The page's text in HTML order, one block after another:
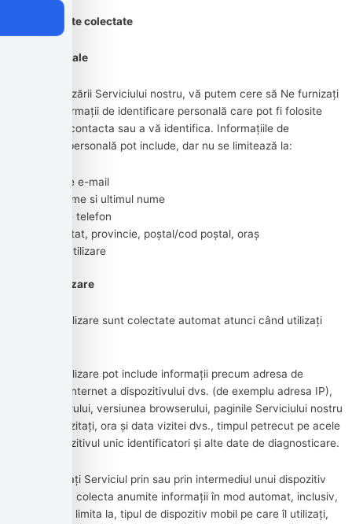
Tipuri de date colectate
Date personale
În timpul utilizării Serviciului nostru, vă putem cere să Ne furnizați
anumite informații de identificare personală care pot fi folosite
pentru a vă contacta sau a vă identifica. Informațiile de
identificare personală pot include, dar nu se limitează la:
Adresa de e-mail
Primul nume si ultimul nume
Numar de telefon
Adresă, stat, provincie, poștal/cod poștal, oraș
Date de utilizare
Date de utilizare
Datele de utilizare sunt colectate automat atunci când utilizați
Datele de utilizare pot include informații precum adresa de
protocol de internet a dispozitivului dvs. (de exemplu adresa IP),
tipul browserului, versiunea browserului, paginile Serviciului nostru
pe care le vizitați, ora și data vizitei dvs., timpul petrecut pe acele
pagini, dispozitivul unic identificatori și alte date de diagnosticare.
Când accesați Serviciul prin sau prin intermediul unui dispozitiv
mobil, putem colecta anumite informații în mod automat, inclusiv,
dar fără a se limita la, tipul de dispozitiv mobil pe care îl utilizați,